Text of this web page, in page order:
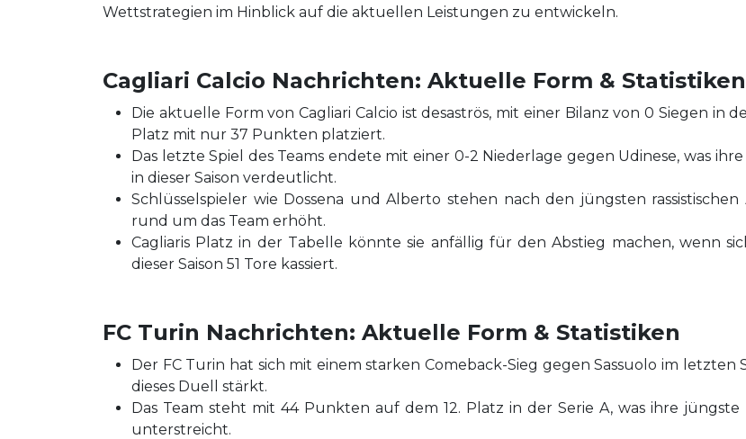
Wettstrategien im Hinblick auf die aktuellen Leistungen zu entwickeln.
Cagliari Calcio Nachrichten: Aktuelle Form & Statistiken
Die aktuelle Form von Cagliari Calcio ist desaströs, mit einer Bilanz von 0 Siegen in
Platz mit nur 37 Punkten platziert.
Das letzte Spiel des Teams endete mit einer 0-2 Niederlage gegen Udinese, was
in dieser Saison verdeutlicht.
Schlüsselspieler wie Dossena und Alberto stehen nach den jüngsten
rund um das Team erhöht.
Cagliaris Platz in der Tabelle könnte sie anfällig für den Abstieg machen, wenn
dieser Saison 51 Tore kassiert.
FC Turin Nachrichten: Aktuelle Form & Statistiken
Der FC Turin hat sich mit einem starken Comeback-Sieg gegen Sassuolo im
dieses Duell stärkt.
Das Team steht mit 44 Punkten auf dem 12. Platz in der Serie A, was ihre
unterstreicht.